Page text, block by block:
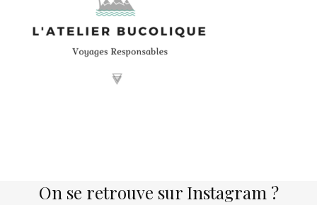
On se retrouve sur Instagram ?